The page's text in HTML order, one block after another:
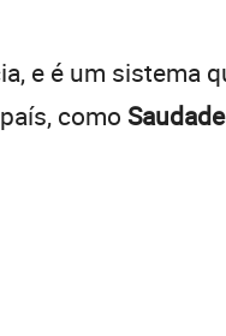
e é um sistema
como